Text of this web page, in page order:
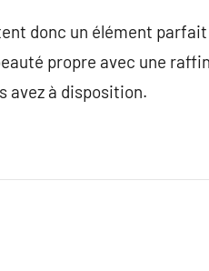
donc un élément
propre avec une
avez à disposition.